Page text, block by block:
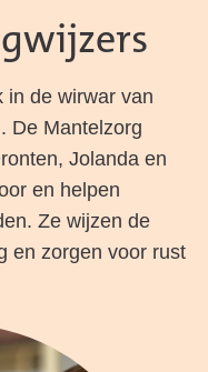
in de wirwar van
De Mantelzorg
Jolanda en
en helpen
Ze wijzen de
en zorgen voor rust